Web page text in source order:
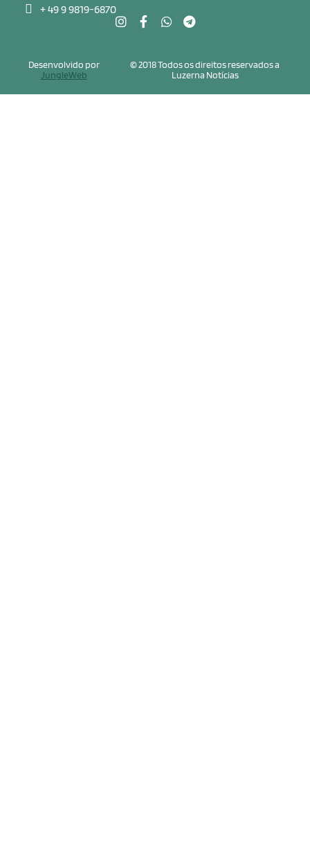
+ 49 9 9819-6870
© 2018 Todos os direitos reservados a
Luzerna Notícias
Desenvolvido por
JungleWeb